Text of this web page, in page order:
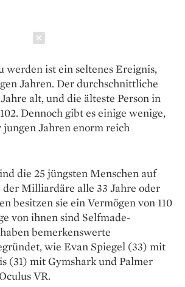
ist ein seltenes Ereignis,
Jahren. Der durchschnittliche
alt, und die älteste Person in
Dennoch gibt es einige wenige,
jungen Jahren enorm reich
die 25 jüngsten Menschen auf
Milliardäre alle 33 Jahre oder
besitzen sie ein Vermögen von 110
von ihnen sind Selfmade-
bemerkenswerte
wie Evan Spiegel (33) mit
(31) mit Gymshark und Palmer
VR.